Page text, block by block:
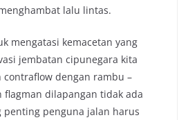
lalu lintas.
mengatasi kemacetan yang
jembatan cipunegara kita
contraflow dengan rambu –
dilapangan tidak ada
penting penguna jalan harus